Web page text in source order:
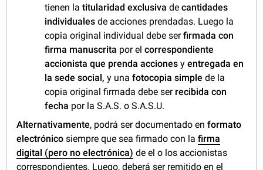
tienen latitularidad exclusiva decantidades
individuales de acciones prendadas. Luego la
copia original individual debe serfirmada con
firma manuscrita por elcorrespondiente
accionista que prenda acciones yentregada en
la sede social, y unafotocopia simple de la
copia original firmada debe ser recibida con
fecha por la S.A.S. o S.A.S.U.
Alternativamente, podrá ser documentado enformato
electrónico siempre que sea firmado con lafirma
digital (pero no electrónica) de el o los accionistas
correspondientes. Luego, deberá ser remitido en el